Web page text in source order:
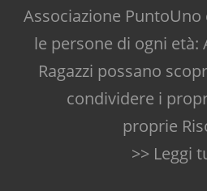
Associazione
le persone di ogni età:
Ragazzi possano
condividere i
proprie
>> Leggi